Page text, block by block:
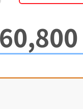
60,800